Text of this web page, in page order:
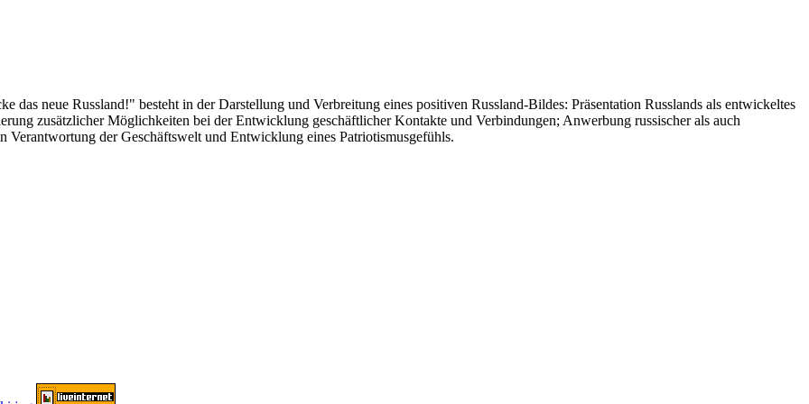
neue Russland!" besteht in der Darstellung und Verbreitung eines positiven Russland-Bildes: Präsentation Russlands als entwickeltes
zusätzlicher Möglichkeiten bei der Entwicklung geschäftlicher Kontakte und Verbindungen; Anwerbung russischer als auch
Verantwortung der Geschäftswelt und Entwicklung eines Patriotismusgefühls.